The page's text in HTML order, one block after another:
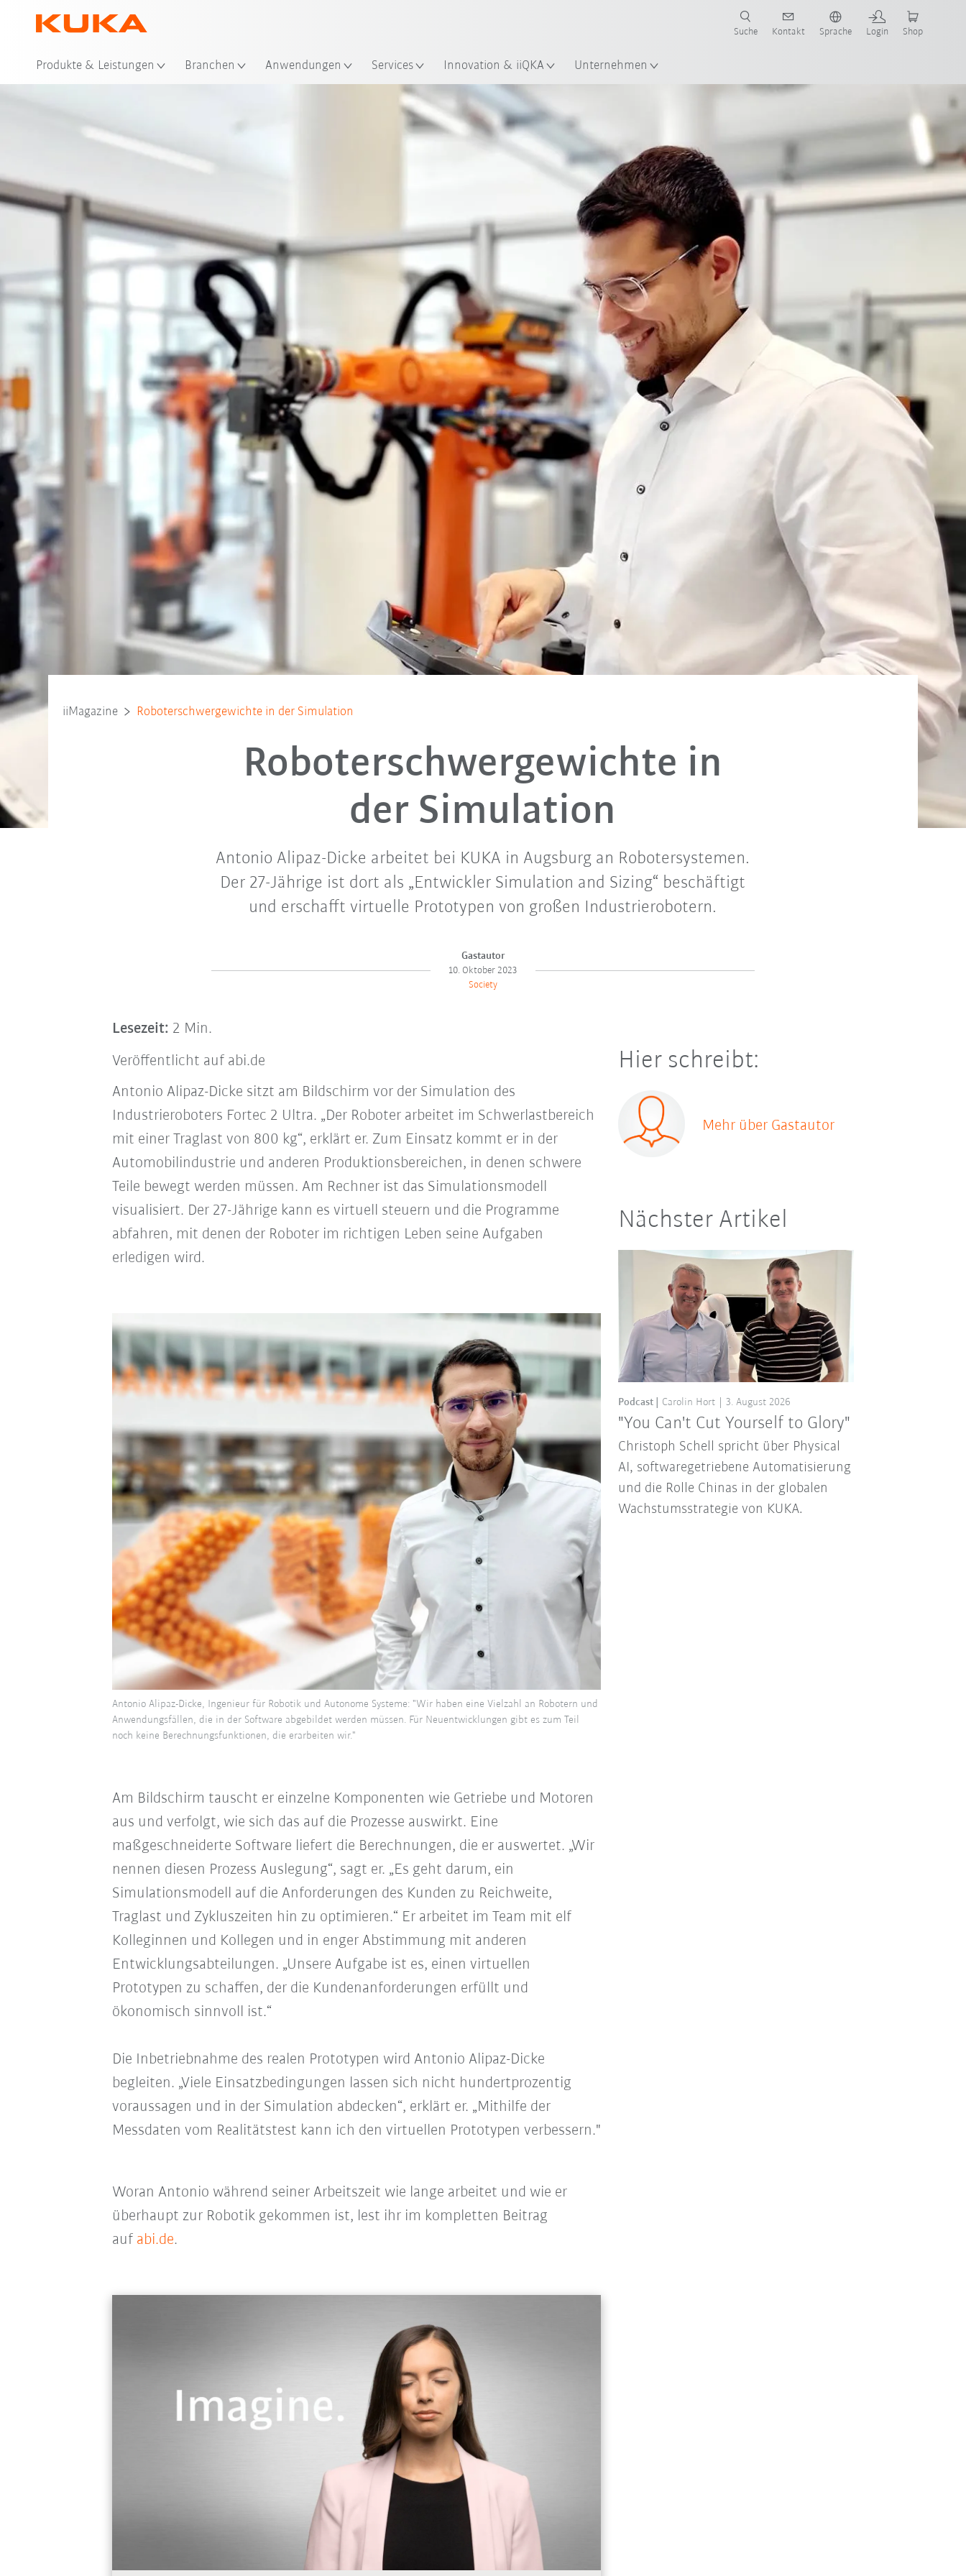
Produkte & Leistungen Branchen Anwendungen Services Innovation & iiQKA Unternehmen
Suche Kontakt Sprache Login Shop
iiMagazine Roboter­schwergewichte in der Simulation
Roboter­schwergewichte in
der Simulation
Antonio Alipaz-Dicke arbeitet bei KUKA in Augsburg an Robotersystemen.
Der 27-Jährige ist dort als „Entwickler Simulation and Sizing“ beschäftigt
und erschafft virtuelle Prototypen von großen Industrierobotern.
Gastautor
10. Oktober 2023
Society
Lesezeit: 2 Min.
Veröffentlicht auf abi.de
Antonio Alipaz-Dicke sitzt am Bildschirm vor der Simulation des
Industrieroboters Fortec 2 Ultra. „Der Roboter arbeitet im Schwerlastbereich
mit einer Traglast von 800 kg“, erklärt er. Zum Einsatz kommt er in der
Automobilindustrie und anderen Produktionsbereichen, in denen schwere
Teile bewegt werden müssen. Am Rechner ist das Simulationsmodell
visualisiert. Der 27-Jährige kann es virtuell steuern und die Programme
abfahren, mit denen der Roboter im richtigen Leben seine Aufgaben
erledigen wird.
Antonio Alipaz-Dicke, Ingenieur für Robotik und Autonome Systeme: "Wir haben eine Vielzahl an Robotern und
Anwendungsfällen, die in der Software abgebildet werden müssen. Für Neuentwicklungen gibt es zum Teil
noch keine Berechnungs­funktionen, die erarbeiten wir."
Am Bildschirm tauscht er einzelne Komponenten wie Getriebe und Motoren
aus und verfolgt, wie sich das auf die Prozesse auswirkt. Eine
maßgeschneiderte Software liefert die Berechnungen, die er auswertet. „Wir
nennen diesen Prozess Auslegung“, sagt er. „Es geht darum, ein
Simulationsmodell auf die Anforderungen des Kunden zu Reichweite,
Traglast und Zykluszeiten hin zu optimieren.“ Er arbeitet im Team mit elf
Kolleginnen und Kollegen und in enger Abstimmung mit anderen
Entwicklungsabteilungen. „Unsere Aufgabe ist es, einen virtuellen
Prototypen zu schaffen, der die Kundenanforderungen erfüllt und
ökonomisch sinnvoll ist.“
Die Inbetriebnahme des realen Prototypen wird Antonio Alipaz-Dicke
begleiten. „Viele Einsatzbedingungen lassen sich nicht hundertprozentig
voraussagen und in der Simulation abdecken“, erklärt er. „Mithilfe der
Messdaten vom Realitätstest kann ich den virtuellen Prototypen verbessern."
Woran Antonio während seiner Arbeitszeit wie lange arbeitet und wie er
überhaupt zur Robotik gekommen ist, lest ihr im kompletten Beitrag
auf abi.de.
Hier schreibt:
Mehr über Gastautor
Nächster Artikel
"You Can't Cut Yourself to Glory"
Podcast Carolin Hort 3. August 2026
Christoph Schell spricht über Physical
AI, softwaregetriebene Automatisierung
und die Rolle Chinas in der globalen
Wachstumsstrategie von KUKA.